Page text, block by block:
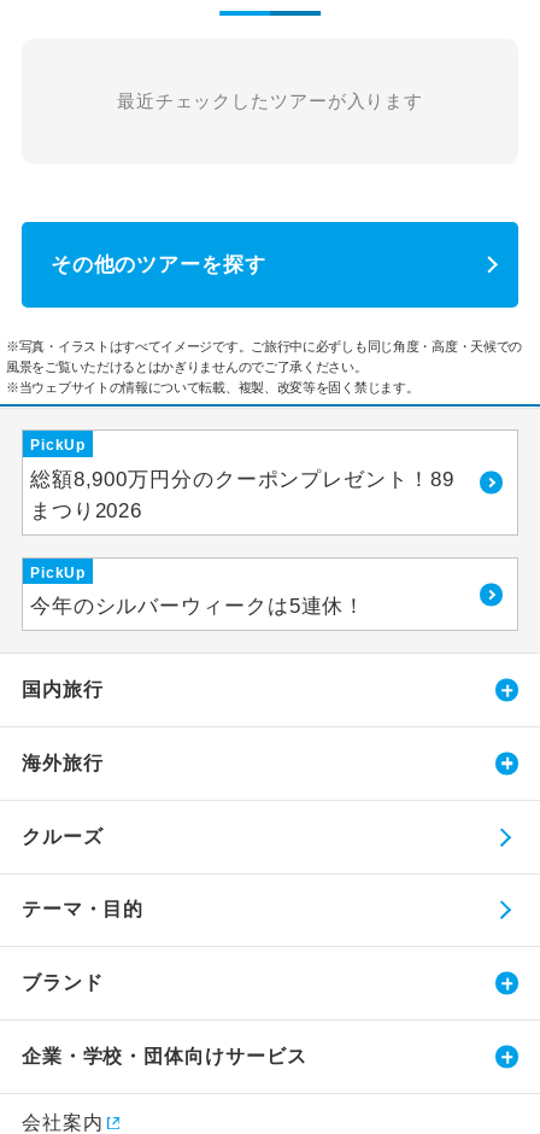
最近チェックしたツアーが入ります
その他のツアーを探す
※写真・イラストはすべてイメージです。ご旅行中に必ずしも同じ角度・高度・天候での
風景をご覧いただけるとはかぎりませんのでご了承ください。
※当ウェブサイトの情報について転載、複製、改変等を固く禁じます。
PickUp
総額8,900万円分のクーポンプレゼント！89
まつり2026
PickUp
今年のシルバーウィークは5連休！
国内旅行
海外旅行
クルーズ
テーマ・目的
ブランド
企業・学校・団体向けサービス
会社案内